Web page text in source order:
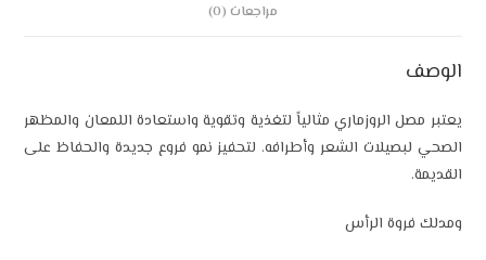
مراجعات (0)
الوصف
يعتبر مصل الروزماري مثالياً لتغذية وتقوية واستعادة اللمعان والمظهر
الصحي لبصيلات الشعر وأطرافه. لتحفيز نمو فروع جديدة والحفاظ على
القديمة.
ومدلك فروة الرأس